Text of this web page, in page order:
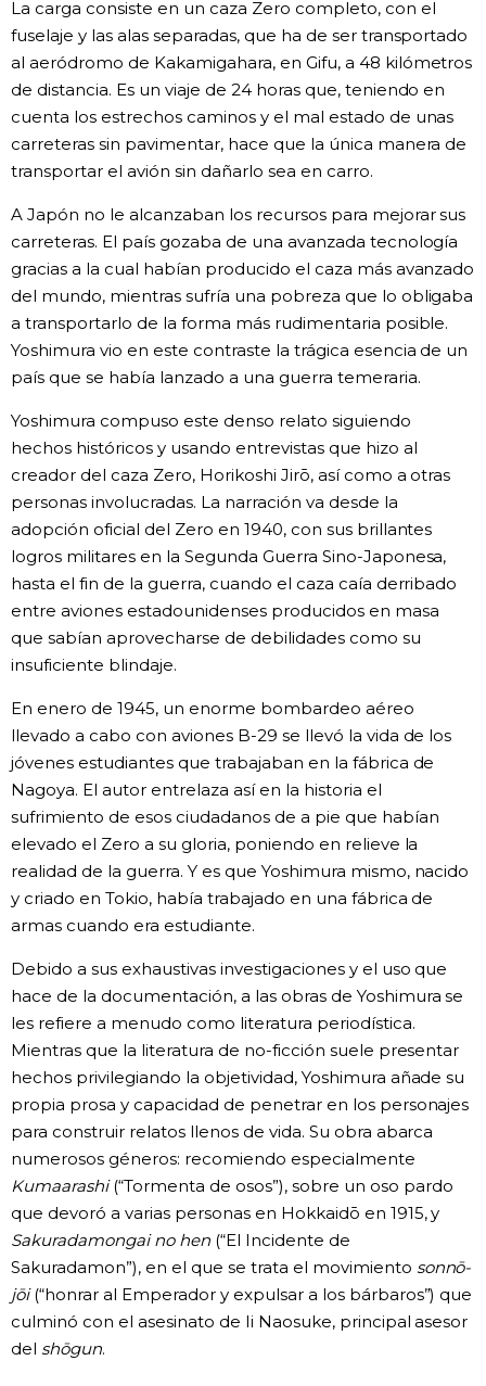
La carga consiste en un caza Zero completo, con el
fuselaje y las alas separadas, que ha de ser transportado
al aeródromo de Kakamigahara, en Gifu, a 48 kilómetros
de distancia. Es un viaje de 24 horas que, teniendo en
cuenta los estrechos caminos y el mal estado de unas
carreteras sin pavimentar, hace que la única manera de
transportar el avión sin dañarlo sea en carro.
A Japón no le alcanzaban los recursos para mejorar sus
carreteras. El país gozaba de una avanzada tecnología
gracias a la cual habían producido el caza más avanzado
del mundo, mientras sufría una pobreza que lo obligaba
a transportarlo de la forma más rudimentaria posible.
Yoshimura vio en este contraste la trágica esencia de un
país que se había lanzado a una guerra temeraria.
Yoshimura compuso este denso relato siguiendo
hechos históricos y usando entrevistas que hizo al
creador del caza Zero, Horikoshi Jirō, así como a otras
personas involucradas. La narración va desde la
adopción oficial del Zero en 1940, con sus brillantes
logros militares en la Segunda Guerra Sino-Japonesa,
hasta el fin de la guerra, cuando el caza caía derribado
entre aviones estadounidenses producidos en masa
que sabían aprovecharse de debilidades como su
insuficiente blindaje.
En enero de 1945, un enorme bombardeo aéreo
llevado a cabo con aviones B-29 se llevó la vida de los
jóvenes estudiantes que trabajaban en la fábrica de
Nagoya. El autor entrelaza así en la historia el
sufrimiento de esos ciudadanos de a pie que habían
elevado el Zero a su gloria, poniendo en relieve la
realidad de la guerra. Y es que Yoshimura mismo, nacido
y criado en Tokio, había trabajado en una fábrica de
armas cuando era estudiante.
Debido a sus exhaustivas investigaciones y el uso que
hace de la documentación, a las obras de Yoshimura se
les refiere a menudo como literatura periodística.
Mientras que la literatura de no-ficción suele presentar
hechos privilegiando la objetividad, Yoshimura añade su
propia prosa y capacidad de penetrar en los personajes
para construir relatos llenos de vida. Su obra abarca
numerosos géneros: recomiendo especialmente
Kumaarashi(“Tormenta de osos”), sobre un oso pardo
que devoró a varias personas en Hokkaidō en 1915, y
Sakuradamongai no hen(“El Incidente de
Sakuradamon”), en el que se trata el movimiento sonnō-
jōi(“honrar al Emperador y expulsar a los bárbaros”) que
culminó con el asesinato de Ii Naosuke, principal asesor
del shōgun.